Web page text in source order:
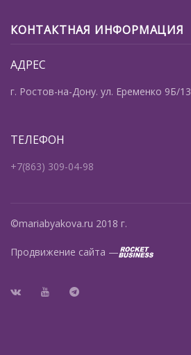
КОНТАКТНАЯ ИНФОРМАЦИЯ
АДРЕС
г. Ростов-на-Дону. ул. Еременко 9Б/13
ТЕЛЕФОН
+7(863) 309-04-98
©mariabyakova.ru 2018 г.
Продвижение сайта —